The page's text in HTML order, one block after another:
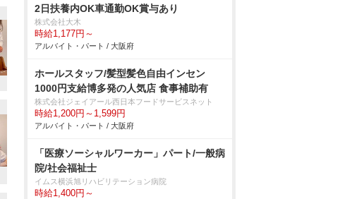
2日扶養内OK車通勤OK賞与あり
株式会社大木
時給1,177円～
アルバイト・パート / 大阪府
ホールスタッフ/髪型髪色自由インセン
1000円支給博多発の人気店 食事補助有
株式会社ジェイアール西日本フードサービスネット
時給1,200円～1,599円
アルバイト・パート / 大阪府
「医療ソーシャルワーカー」パート/一般病
院/社会福祉士
イムス横浜旭リハビリテーション病院
時給1,400円～